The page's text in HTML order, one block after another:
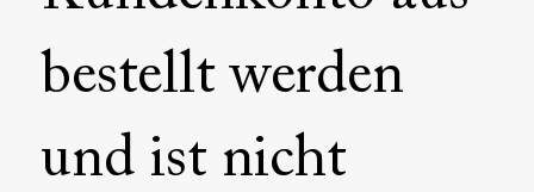
bestellt werden
und ist nicht